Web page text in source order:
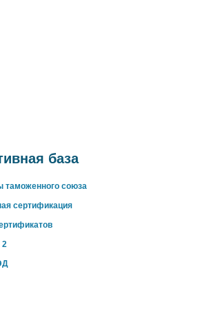
база
таможенного союза
сертификация
2